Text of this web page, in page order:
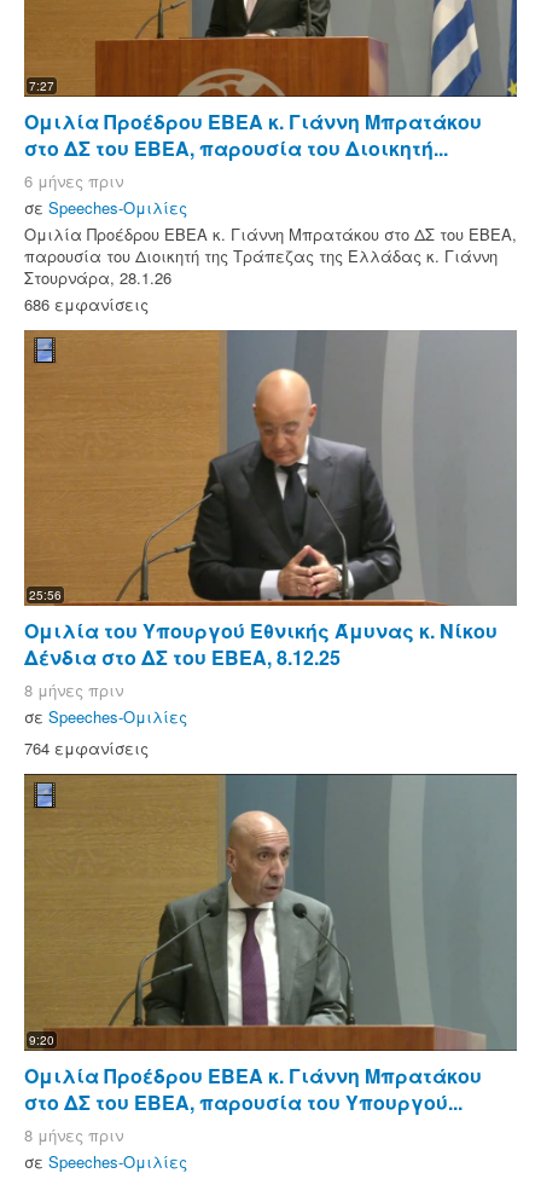
7:27
Ομιλία Προέδρου ΕΒΕΑ κ. Γιάννη Μπρατάκου
στο ΔΣ του ΕΒΕΑ, παρουσία του Διοικητή...
6 μήνες πριν
σε Speeches-Ομιλίες
Ομιλία Προέδρου ΕΒΕΑ κ. Γιάννη Μπρατάκου στο ΔΣ του ΕΒΕΑ,
παρουσία του Διοικητή της Τράπεζας της Ελλάδας κ. Γιάννη
Στουρνάρα, 28.1.26
686 εμφανίσεις
25:56
Ομιλία του Υπουργού Εθνικής Άμυνας κ. Νίκου
Δένδια στο ΔΣ του ΕΒΕΑ, 8.12.25
8 μήνες πριν
σε Speeches-Ομιλίες
764 εμφανίσεις
9:20
Ομιλία Προέδρου ΕΒΕΑ κ. Γιάννη Μπρατάκου
στο ΔΣ του ΕΒΕΑ, παρουσία του Υπουργού...
8 μήνες πριν
σε Speeches-Ομιλίες